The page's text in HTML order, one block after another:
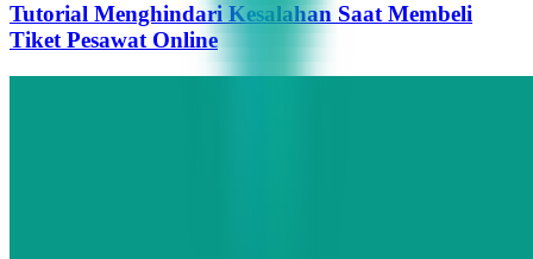
Tutorial Menghindari Kesalahan Saat Membeli
Tiket Pesawat Online